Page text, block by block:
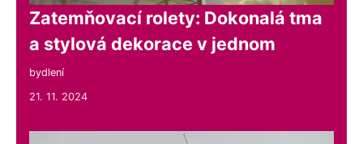
Zatemňovací rolety: Dokonalá tma
a stylová dekorace v jednom
bydlení
21. 11. 2024